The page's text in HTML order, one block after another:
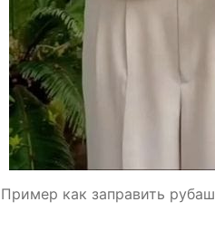
Пример как заправить